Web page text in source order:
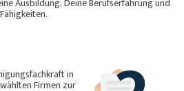
Deine Berufserfahrung und